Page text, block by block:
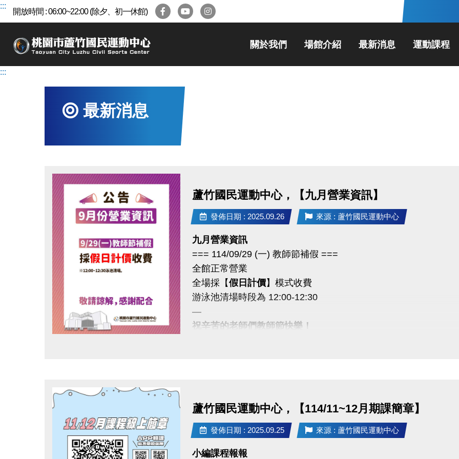
跳
區
:::
開放時間 : 06:00~22:00 (除夕、初一休館)
關於我們 場館介紹 最新消息 運動課程
:::
最新消息
蘆竹國民運動中心，【九月營業資訊】
發佈日期 : 2025.09.26 來源 : 蘆竹國民運動中心
九月營業資訊
=== 114/09/29 (一) 教師節補假 ===
全館正常營業
全場採【假日計價】模式收費
游泳池清場時段為 12:00-12:30
—
祝辛苦的老師們教師節快樂！
蘆竹國民運動中心，【114/11~12月期課簡章】
發佈日期 : 2025.09.25 來源 : 蘆竹國民運動中心
小編課程報報